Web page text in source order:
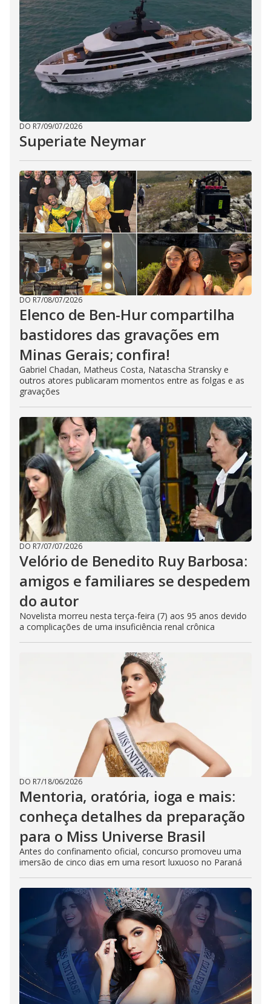
DO R7/09/07/2026
Superiate Neymar
DO R7/08/07/2026
Elenco de Ben-Hur compartilha
bastidores das gravações em
Minas Gerais; confira!
Gabriel Chadan, Matheus Costa, Natascha Stransky e
outros atores publicaram momentos entre as folgas e as
gravações
DO R7/07/07/2026
Velório de Benedito Ruy Barbosa:
amigos e familiares se despedem
do autor
Novelista morreu nesta terça-feira (7) aos 95 anos devido
a complicações de uma insuficiência renal crônica
DO R7/18/06/2026
Mentoria, oratória, ioga e mais:
conheça detalhes da preparação
para o Miss Universe Brasil
Antes do confinamento oficial, concurso promoveu uma
imersão de cinco dias em uma resort luxuoso no Paraná